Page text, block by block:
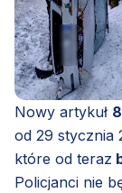
Nowy artykuł
od 29 stycznia
które od teraz
Policjanci nie